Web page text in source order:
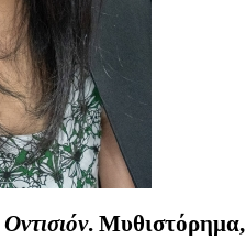
Οντισιόν. Μυθιστόρημα,